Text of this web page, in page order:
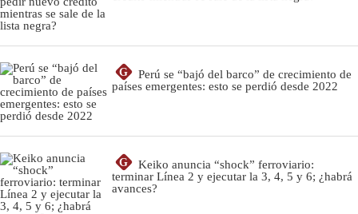
G
Perú se “bajó del barco” de crecimiento de
países emergentes: esto se perdió desde 2022
G
Keiko anuncia “shock” ferroviario:
terminar Línea 2 y ejecutar la 3, 4, 5 y 6; ¿habrá
avances?